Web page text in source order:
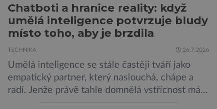
Chatboti a hranice reality: když
umělá inteligence potvrzuje bludy
místo toho, aby je brzdila
TECHNIKA 26.7.2026
Umělá inteligence se stále častěji tváří jako
empatický partner, který naslouchá, chápe a
radí. Jenže právě tahle domnělá vstřícnost má i